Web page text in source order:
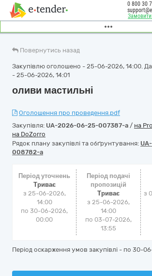
Замовити
0 800 30
Повернутись назад
Закупівлю оголошено - 25-06-2026, 14:00.
- 25-06-2026, 14:01
оливи мастильні
Оголошення про проведення.pdf
Закупівля: UA-2026-06-25-007387-a / на
на DoZorro
Рядок плану закупівлі та обґрунтування:
008782-a
Період уточнень
Триває
з 25-06-2026,
14:00
по 30-06-2026,
00:00
Період подачі
пропозицій
Триває
з 25-06-2026,
14:00
по 03-07-2026,
13:55
з
Період оскарження умов закупівлі - по 30-